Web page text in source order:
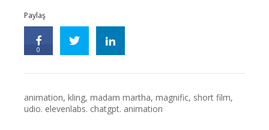
Paylaş
0
animation,kling,madam martha,magnific, short film,
udio. elevenlabs. chatgpt. animation